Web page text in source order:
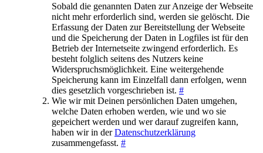
Sobald die genannten Daten zur Anzeige der Webseite
nicht mehr erforderlich sind, werden sie gelöscht. Die
Erfassung der Daten zur Bereitstellung der Webseite
und die Speicherung der Daten in Logfiles ist für den
Betrieb der Internetseite zwingend erforderlich. Es
besteht folglich seitens des Nutzers keine
Widerspruchsmöglichkeit. Eine weitergehende
Speicherung kann im Einzelfall dann erfolgen, wenn
dies gesetzlich vorgeschrieben ist. #
Wie wir mit Deinen persönlichen Daten umgehen,
welche Daten erhoben werden, wie und wo sie
gepeichert werden und wer darauf zugreifen kann,
haben wir in derDatenschutzerklärung
zusammengefasst. #